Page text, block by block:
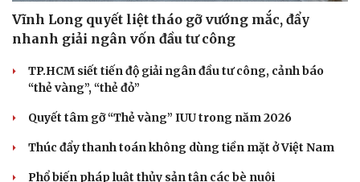
Vĩnh Long quyết liệt tháo gỡ vướng mắc, đẩy
nhanh giải ngân vốn đầu tư công
TP.HCM siết tiến độ giải ngân đầu tư công, cảnh báo
“thẻ vàng”, “thẻ đỏ”
Quyết tâm gỡ “Thẻ vàng” IUU trong năm 2026
Thúc đẩy thanh toán không dùng tiền mặt ở Việt Nam
Phổ biến pháp luật thủy sản tận các bè nuôi